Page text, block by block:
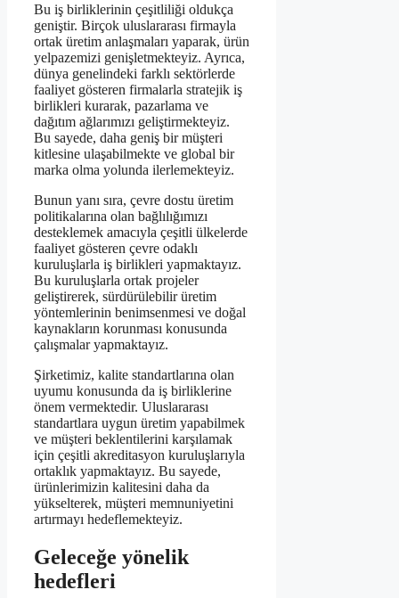
Bu iş birliklerinin çeşitliliği oldukça
geniştir. Birçok uluslararası firmayla
ortak üretim anlaşmaları yaparak, ürün
yelpazemizi genişletmekteyiz. Ayrıca,
dünya genelindeki farklı sektörlerde
faaliyet gösteren firmalarla stratejik iş
birlikleri kurarak, pazarlama ve
dağıtım ağlarımızı geliştirmekteyiz.
Bu sayede, daha geniş bir müşteri
kitlesine ulaşabilmekte ve global bir
marka olma yolunda ilerlemekteyiz.
Bunun yanı sıra, çevre dostu üretim
politikalarına olan bağlılığımızı
desteklemek amacıyla çeşitli ülkelerde
faaliyet gösteren çevre odaklı
kuruluşlarla iş birlikleri yapmaktayız.
Bu kuruluşlarla ortak projeler
geliştirerek, sürdürülebilir üretim
yöntemlerinin benimsenmesi ve doğal
kaynakların korunması konusunda
çalışmalar yapmaktayız.
Şirketimiz, kalite standartlarına olan
uyumu konusunda da iş birliklerine
önem vermektedir. Uluslararası
standartlara uygun üretim yapabilmek
ve müşteri beklentilerini karşılamak
için çeşitli akreditasyon kuruluşlarıyla
ortaklık yapmaktayız. Bu sayede,
ürünlerimizin kalitesini daha da
yükselterek, müşteri memnuniyetini
artırmayı hedeflemekteyiz.
Geleceğe yönelik
hedefleri